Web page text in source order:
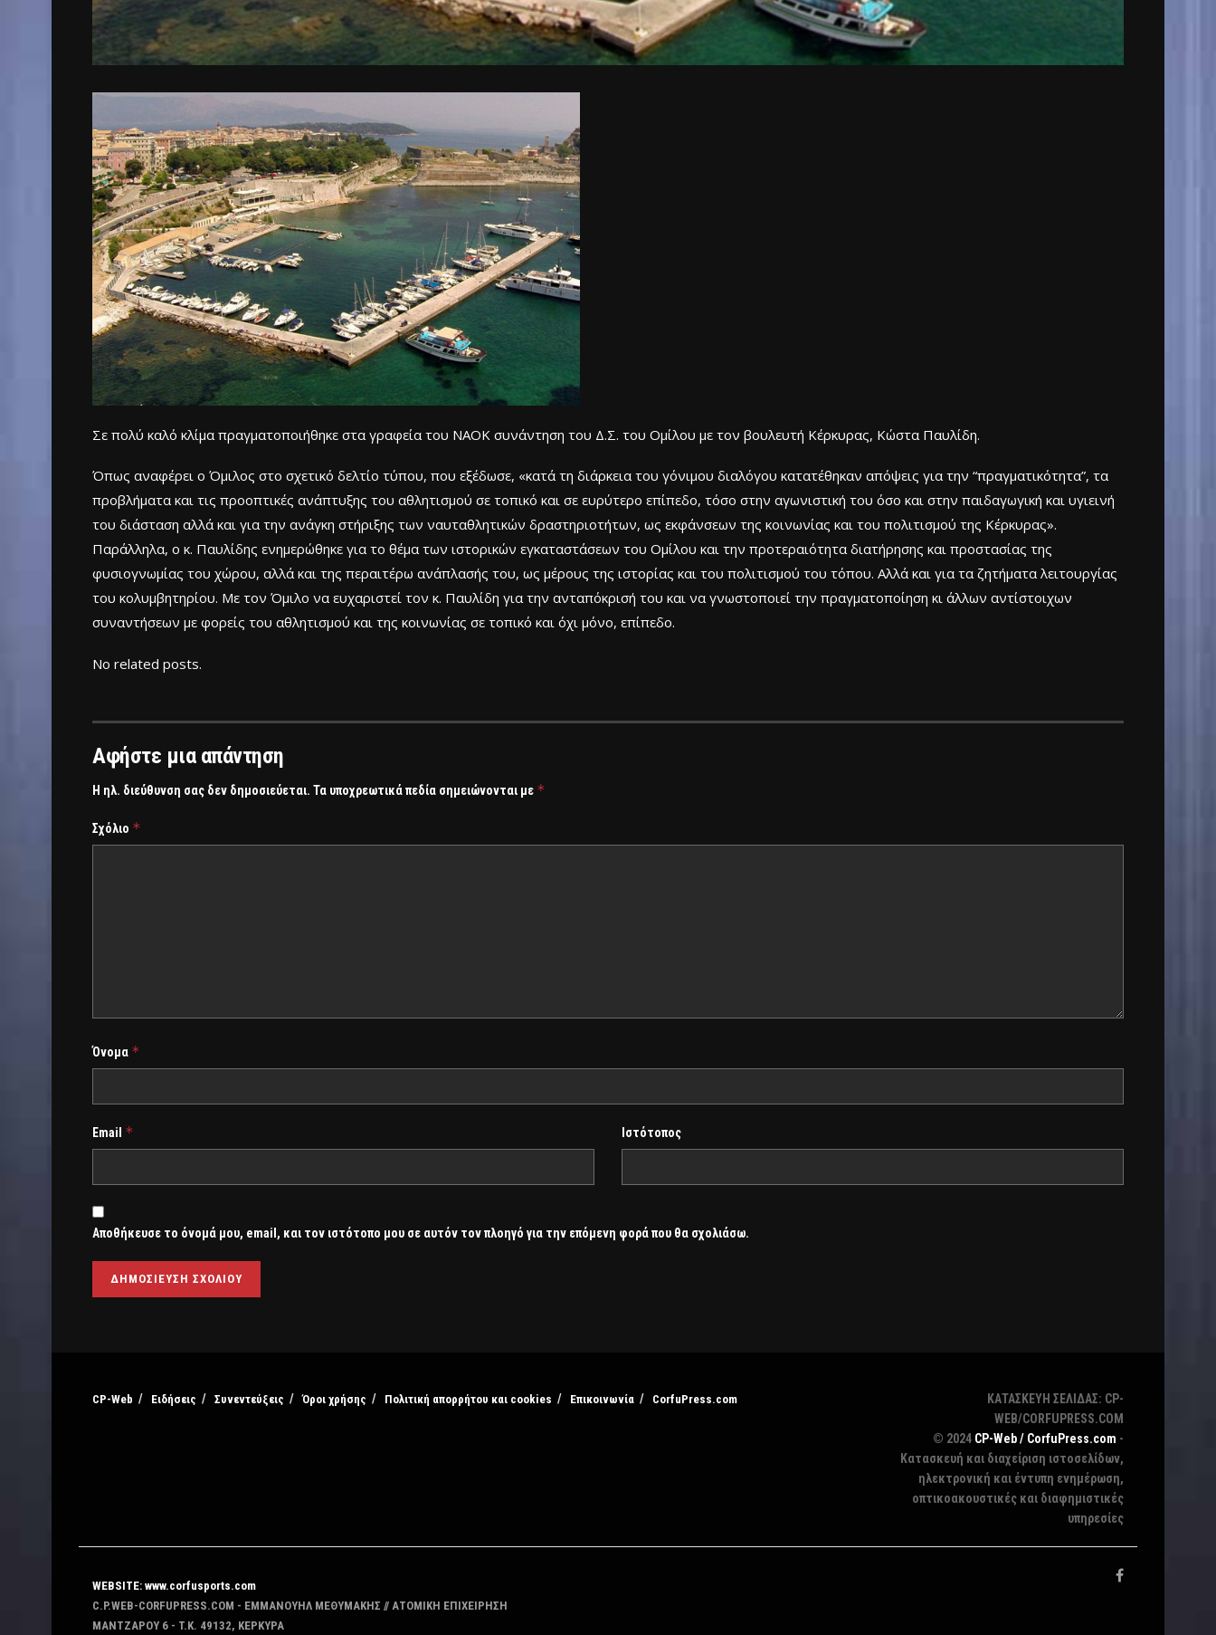
Σε πολύ καλό κλίμα πραγματοποιήθηκε στα γραφεία του ΝΑΟΚ συνάντηση του Δ.Σ. του Ομίλου με τον βουλευτή Κέρκυρας, Κώστα Παυλίδη.
Όπως αναφέρει ο Όμιλος στο σχετικό δελτίο τύπου, που εξέδωσε, «κατά τη διάρκεια του γόνιμου διαλόγου κατατέθηκαν απόψεις για την “πραγματικότητα”, τα
προβλήματα και τις προοπτικές ανάπτυξης του αθλητισμού σε τοπικό και σε ευρύτερο επίπεδο, τόσο στην αγωνιστική του όσο και στην παιδαγωγική και υγιεινή
του διάσταση αλλά και για την ανάγκη στήριξης των ναυταθλητικών δραστηριοτήτων, ως εκφάνσεων της κοινωνίας και του πολιτισμού της Κέρκυρας».
Παράλληλα, ο κ. Παυλίδης ενημερώθηκε για το θέμα των ιστορικών εγκαταστάσεων του Ομίλου και την προτεραιότητα διατήρησης και προστασίας της
φυσιογνωμίας του χώρου, αλλά και της περαιτέρω ανάπλασής του, ως μέρους της ιστορίας και του πολιτισμού του τόπου. Αλλά και για τα ζητήματα λειτουργίας
του κολυμβητηρίου. Με τον Όμιλο να ευχαριστεί τον κ. Παυλίδη για την ανταπόκρισή του και να γνωστοποιεί την πραγματοποίηση κι άλλων αντίστοιχων
συναντήσεων με φορείς του αθλητισμού και της κοινωνίας σε τοπικό και όχι μόνο, επίπεδο.
No related posts.
Αφήστε μια απάντηση
Η ηλ. διεύθυνση σας δεν δημοσιεύεται. Τα υποχρεωτικά πεδία σημειώνονται με *
Σχόλιο *
Όνομα *
Email * Ιστότοπος
Αποθήκευσε το όνομά μου, email, και τον ιστότοπο μου σε αυτόν τον πλοηγό για την επόμενη φορά που θα σχολιάσω.
CP-Web Ειδήσεις Συνεντεύξεις Όροι χρήσης Πολιτική απορρήτου και cookies Επικοινωνία CorfuPress.com
ΚΑΤΑΣΚΕΥΗ ΣΕΛΙΔΑΣ: CP-
WEB/CORFUPRESS.COM
© 2024 CP-Web / CorfuPress.com -
Κατασκευή και διαχείριση ιστοσελίδων,
ηλεκτρονική και έντυπη ενημέρωση,
οπτικοακουστικές και διαφημιστικές
υπηρεσίες
WEBSITE: www.corfusports.com
C.P.WEB-CORFUPRESS.COM - ΕΜΜΑΝΟΥΗΛ ΜΕΘΥΜΑΚΗΣ // ΑΤΟΜΙΚΗ ΕΠΙΧΕΙΡΗΣΗ
MANTZAΡΟΥ 6 - T.K. 49132, ΚΕΡΚΥΡΑ